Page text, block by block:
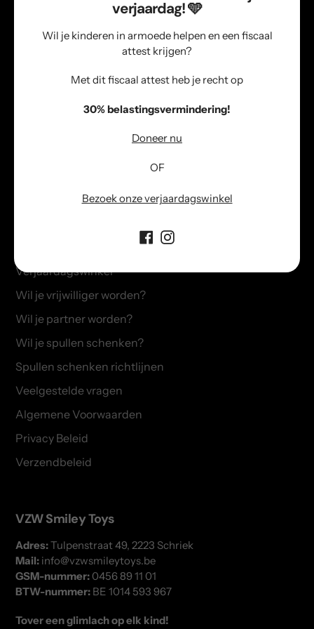
kind een fijne verjaardag, Sinterklaas
Elk kind verdient gelijke kansen
en/of achtergrond.
Info over verjaardagspakketten
Verjaardagswinkel
Wil je vrijwilliger worden?
Wil je partner worden?
Wil je spullen schenken?
Spullen schenken richtlijnen
Veelgestelde vragen
Algemene Voorwaarden
Privacy Beleid
Verzendbeleid
VZW Smiley Toys
Adres:Tulpenstraat 49, 2223 Schriek
Mail: info@vzwsmileytoys.be
GSM-nummer: 0456 89 11 01
BTW-nummer: BE 1014 593 967
Tover een glimlach op elk kind!
verjaardag! 🩵
Wil je kinderen in armoede helpen en een fiscaal
attest krijgen?
Met dit fiscaal attest heb je recht op
30% belastingsvermindering!
Doneer nu
OF
Bezoek onze verjaardagswinkel